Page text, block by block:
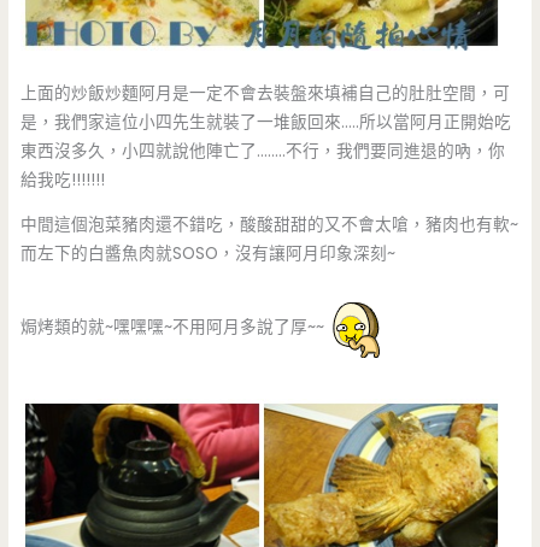
上面的炒飯炒麵阿月是一定不會去裝盤來填補自己的肚肚空間，可
是，我們家這位小四先生就裝了一堆飯回來…..所以當阿月正開始吃
東西沒多久，小四就說他陣亡了……..不行，我們要同進退的吶，你
給我吃!!!!!!!
中間這個泡菜豬肉還不錯吃，酸酸甜甜的又不會太嗆，豬肉也有軟~
而左下的白醬魚肉就SOSO，沒有讓阿月印象深刻~
焗烤類的就~嘿嘿嘿~不用阿月多說了厚~~